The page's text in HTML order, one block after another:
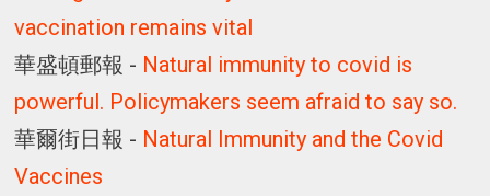
vaccination remains vital
華盛頓郵報 - Natural immunity to covid is
powerful. Policymakers seem afraid to say so.
華爾街日報 - Natural Immunity and the Covid
Vaccines